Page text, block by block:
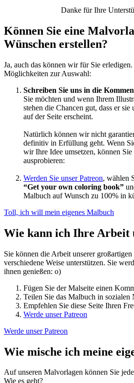
Unkategorisiert
Danke für Ihre
Können Sie eine
Wünschen erstellen?
Ja, auch das können wir für Sie erledigen.
Möglichkeiten zur Auswahl:
Schreiben Sie uns in die
Sie möchten und wenn Ihrem
stehen die Chancen gut, dass er
auf der Seite erscheint.
Natürlich können wir nicht
definitiv in Erfüllung geht. Wenn
wir Ihre Idee umsetzen, können
ausprobieren:
Werden Sie unser Patreon, wählen
“Get your own coloring book”
Malbuch auf Wunsch zu 100% in
Toll, ich will mein eigenes Malbuch
Wie kann ich Ihre Arbeit
Sie können die Arbeit unserer
verschiedene Weise unterstützen. Sie
ihnen genießen: o)
Fügen Sie der Malseite einen
Teilen Sie das Malbuch in sozialen
Empfehlen Sie diese Seite Ihren
Werde unser Patreon
Werde unser Patreon
Wie mische ich meine
Auf unseren Malvorlagen können Sie
Wie es geht?